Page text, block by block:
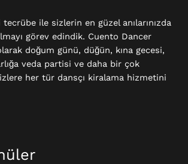
tecrübe ile sizlerin en güzel anılarınızda
görev edindik. Cuento Dancer
doğum günü, düğün, kına gecesi,
veda partisi ve daha bir çok
her tür dansçı kiralama hizmetini